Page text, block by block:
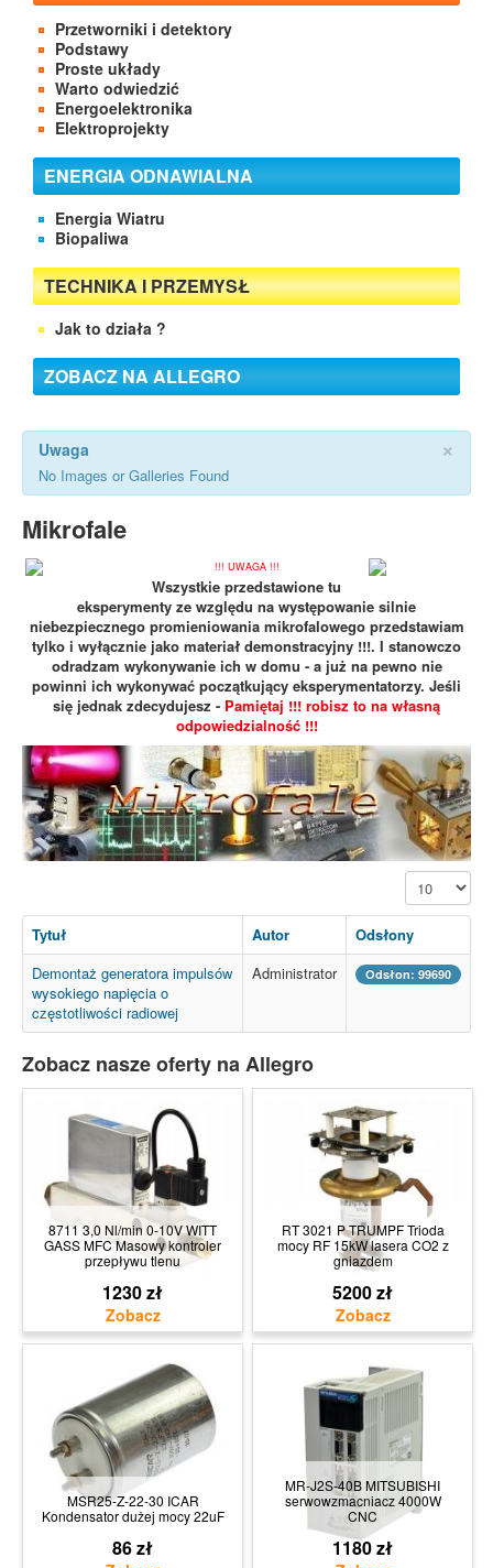
Przetworniki i detektory
Podstawy
Proste układy
Warto odwiedzić
Energoelektronika
Elektroprojekty
ENERGIA ODNAWIALNA
Energia Wiatru
Biopaliwa
TECHNIKA I PRZEMYSŁ
Jak to działa ?
ZOBACZ NA ALLEGRO
×
Uwaga
No Images or Galleries Found
Mikrofale
!!! UWAGA !!!
Wszystkie przedstawione tu
eksperymenty ze względu na występowanie silnie
niebezpiecznego promieniowania mikrofalowego przedstawiam
tylko i wyłącznie jako materiał demonstracyjny !!!. I stanowczo
odradzam wykonywanie ich w domu - a już na pewno nie
powinni ich wykonywać początkujący eksperymentatorzy. Jeśli
się jednak zdecydujesz - Pamiętaj !!! robisz to na własną
odpowiedzialność !!!
Pokaż #
Tytuł Autor
Odsłony
Demontaż generatora impulsów
wysokiego napięcia o
częstotliwości radiowej
Administrator Odsłon: 99690
Zobacz nasze oferty na Allegro
8711 3,0 Nl/min 0-10V WITT
GASS MFC Masowy kontroler
przepływu tlenu
1230 zł
RT 3021 P TRUMPF Trioda
mocy RF 15kW lasera CO2 z
gniazdem
5200 zł
MSR25-Z-22-30 ICAR
Kondensator dużej mocy 22uF
86 zł
MR-J2S-40B MITSUBISHI
serwowzmacniacz 4000W
CNC
1180 zł